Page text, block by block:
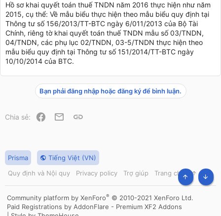
Hồ sơ khai quyết toán thuế TNDN năm 2016 thực hiện như năm
2015, cụ thể: Về mẫu biểu thực hiện theo mẫu biểu quy định tại
Thông tư số 156/2013/TT-BTC ngày 6/011/2013 của Bộ Tài
Chính, riêng tờ khai quyết toán thuế TNDN mẫu số 03/TNDN,
04/TNDN, các phụ lục 02/TNDN, 03-5/TNDN thực hiện theo
mẫu biểu quy định tại Thông tư số 151/2014/TT-BTC ngày
10/10/2014 của BTC.
Bạn phải đăng nhập hoặc đăng ký để bình luận.
Chia sẻ: Facebook
Email
Prisma
Tiếng Việt (VN)
Quy định và Nội quy
Privacy policy Trợ giúp Trang chủ
R
S
Community platform by XenForo® © 2010-2021 XenForo Ltd.
Paid Registrations by AddonFlare - Premium XF2 Addons
TOP